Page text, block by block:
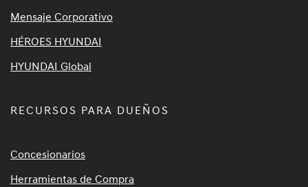
Mensaje Corporativo
HÉROES HYUNDAI
HYUNDAI Global
RECURSOS PARA DUEÑOS
Concesionarios
Herramientas de Compra